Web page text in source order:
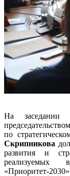
На
по
Скрипникова
развития и
реализуемых
«Приоритет-